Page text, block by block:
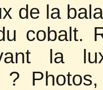
de la
cobalt.
la
?